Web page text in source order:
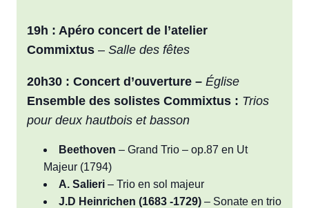
19h : Apéro concert de l’atelier
Commixtus – Salle des fêtes
20h30 : Concert d’ouverture – Église
Ensemble des solistes Commixtus : Trios
pour deux hautbois et basson
Beethoven – Grand Trio – op.87 en Ut
Majeur (1794)
A. Salieri – Trio en sol majeur
J.D Heinrichen (1683 -1729) – Sonate en trio